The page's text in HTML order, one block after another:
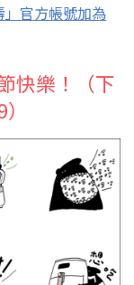
」官方帳號加為
快樂！（下